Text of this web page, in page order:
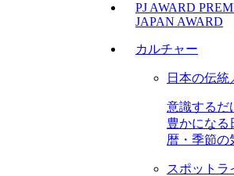
PJ AWARD
JAPAN AWARD
カルチャー
日本の伝統
意識するだ
豊かになる
暦・季節の
スポットラ